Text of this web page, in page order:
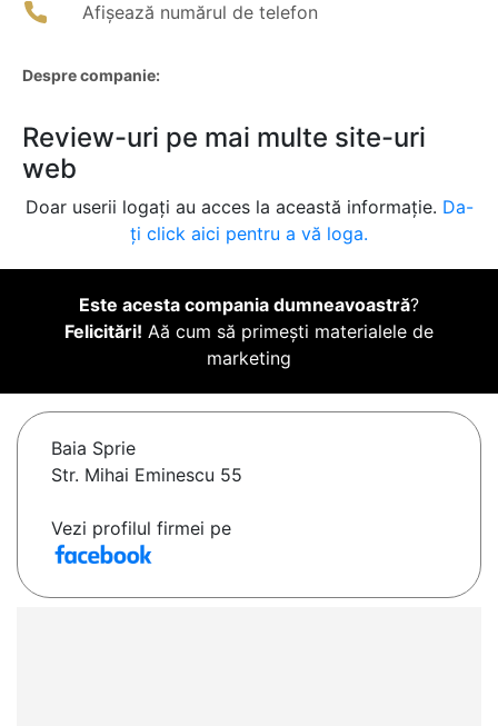
Afișează numărul de telefon
Despre companie:
Review-uri pe mai multe site-uri
web
Doar userii logați au acces la această informație. Da-
ți click aici pentru a vă loga.
Este acesta compania dumneavoastră?
Felicitări! Aă cum să primești materialele de
marketing
Baia Sprie
Str. Mihai Eminescu 55
Vezi profilul firmei pe